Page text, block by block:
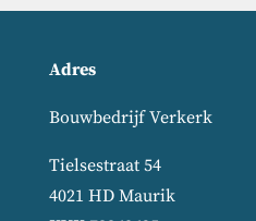
Adres
Bouwbedrijf Verkerk
Tielsestraat 54
4021 HD Maurik